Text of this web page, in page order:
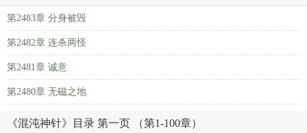
第2483章 分身被毁
第2482章 连杀两怪
第2481章 诚意
第2480章 无磁之地
《混沌神针》目录 第一页 （第1-100章）